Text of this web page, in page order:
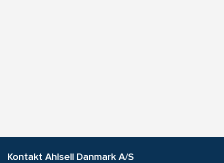
Kontakt Ahlsell Danmark A/S